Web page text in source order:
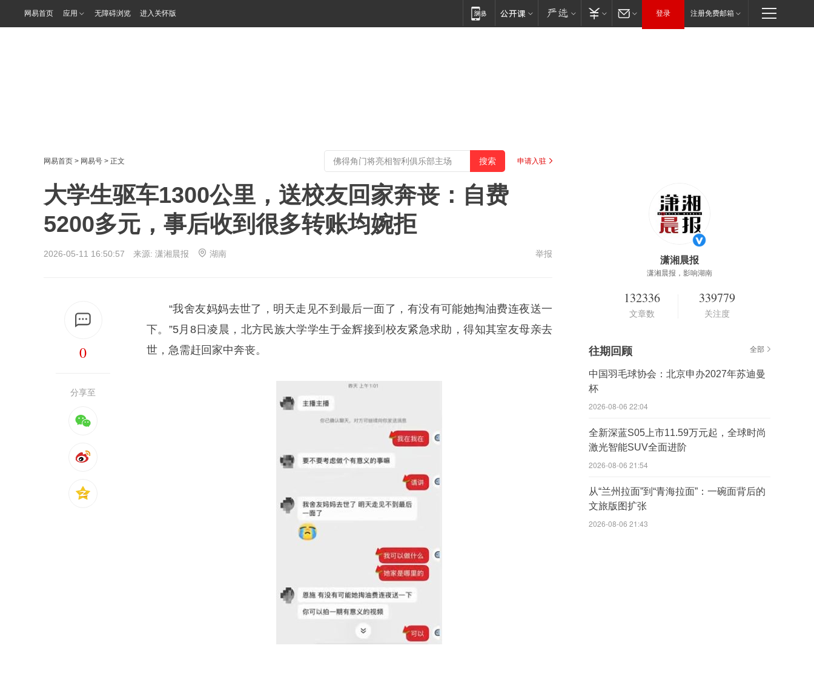
网易首页 应用 无障碍浏览 进入关怀版 登录 注册免费邮箱
网易首页 > 网易号 > 正文 申请入驻
大学生驱车1300公里，送校友回家奔丧：自费
5200多元，事后收到很多转账均婉拒
2026-05-11 16:50:57 来源: 潇湘晨报 湖南 举报
0
分享至
“我舍友妈妈去世了，明天走见不到最后一面了，有没有可能她掏油费连夜送一
下。”5月8日凌晨，北方民族大学学生于金辉接到校友紧急求助，得知其室友母亲去
世，急需赶回家中奔丧。
潇湘晨报
潇湘晨报，影响湖南
132336
文章数
339779
关注度
往期回顾 全部
中国羽毛球协会：北京申办2027年苏迪曼
杯
2026-08-06 22:04
全新深蓝S05上市11.59万元起，全球时尚
激光智能SUV全面进阶
2026-08-06 21:54
从“兰州拉面”到“青海拉面”：一碗面背后的
文旅版图扩张
2026-08-06 21:43